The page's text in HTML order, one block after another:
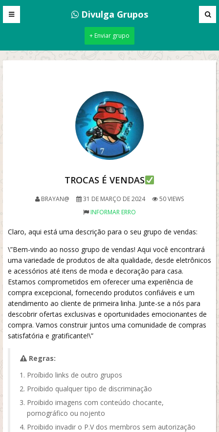
Divulga Grupos
+ Enviar grupo
TROCAS É VENDAS
BRAYAN@ 31 DE MARÇO DE 2024
50 VIEWS
INFORMAR ERRO
Claro, aqui está uma descrição para o seu grupo de vendas:
\”Bem-vindo ao nosso grupo de vendas! Aqui você encontrará
uma variedade de produtos de alta qualidade, desde eletrônicos
e acessórios até itens de moda e decoração para casa.
Estamos comprometidos em oferecer uma experiência de
compra excepcional, fornecendo produtos confiáveis e um
atendimento ao cliente de primeira linha. Junte-se a nós para
descobrir ofertas exclusivas e oportunidades emocionantes de
compra. Vamos construir juntos uma comunidade de compras
satisfatória e gratificante!\”
Regras:
Proíbido links de outro grupos
Proibido qualquer tipo de discriminação
Proibido imagens com conteúdo chocante,
pornográfico ou nojento
Proibido invadir o P.V dos membros sem autorização